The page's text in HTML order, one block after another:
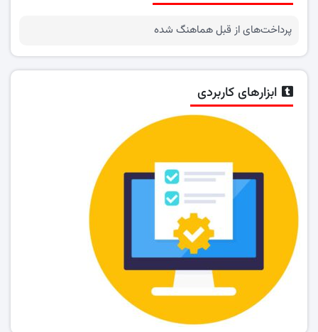
پرداخت‌های از قبل هماهنگ شده
ابزارهای کاربردی